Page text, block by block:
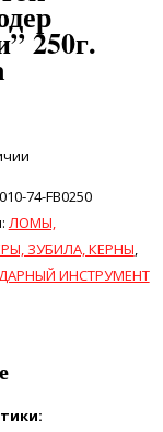
250г.
74-FB0250
ЛОМЫ,
ЗУБИЛА, КЕРНЫ,
ИНСТРУМЕНТ